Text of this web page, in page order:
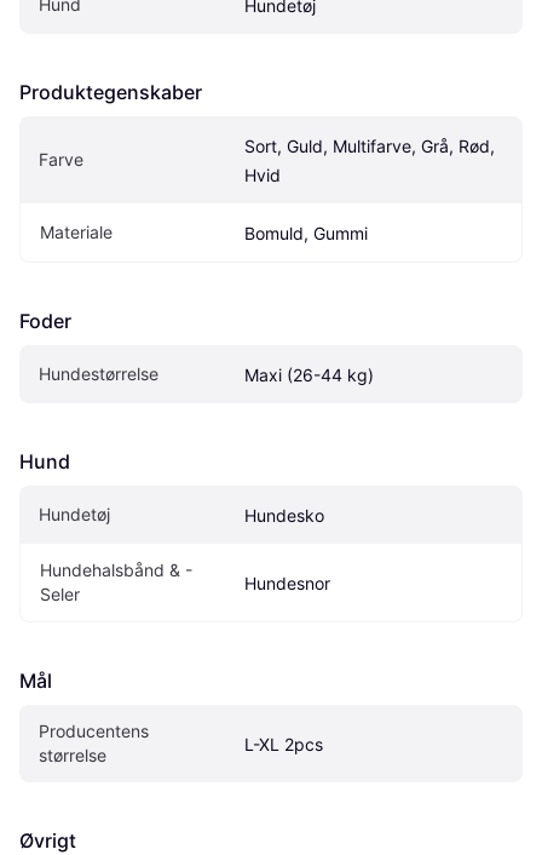
Hund Hundetøj
Produktegenskaber
Farve
Sort, Guld, Multifarve, Grå, Rød,
Hvid
Materiale Bomuld, Gummi
Foder
Hundestørrelse Maxi (26-44 kg)
Hund
Hundetøj Hundesko
Hundehalsbånd & -
Seler
Hundesnor
Mål
Producentens
størrelse
L-XL 2pcs
Øvrigt